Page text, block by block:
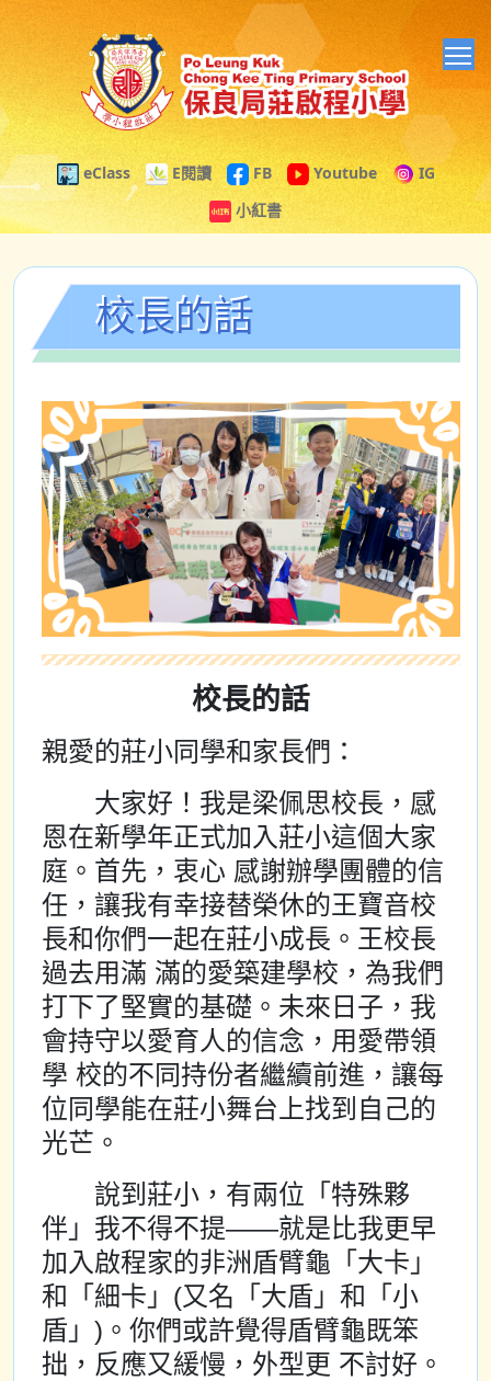
eClass E閱讀 FB Youtube
IG
小紅書
校長的話
校長的話
親愛的莊小同學和家長們：
大家好！我是梁佩思校長，感
恩在新學年正式加入莊小這個大家
庭。首先，衷心 感謝辦學團體的信
任，讓我有幸接替榮休的王寶音校
長和你們一起在莊小成長。王校長
過去用滿 滿的愛築建學校，為我們
打下了堅實的基礎。未來日子，我
會持守以愛育人的信念，用愛帶領
學 校的不同持份者繼續前進，讓每
位同學能在莊小舞台上找到自己的
光芒。
說到莊小，有兩位「特殊夥
伴」我不得不提——就是比我更早
加入啟程家的非洲盾臂龜「大卡」
和「細卡」(又名「大盾」和「小
盾」)。你們或許覺得盾臂龜既笨
拙，反應又緩慢，外型更 不討好。